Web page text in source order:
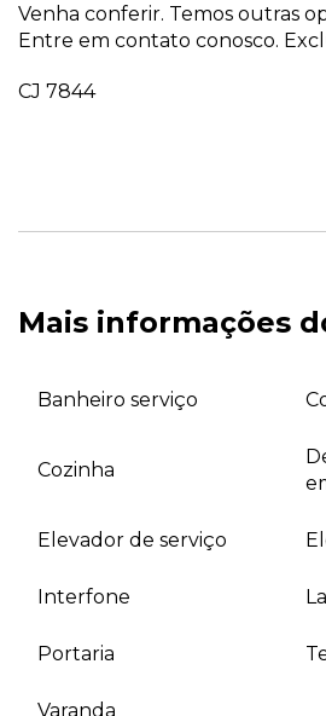
Venha conferir. Temos outras
Entre em contato conosco.
CJ 7844
Mais informações
Banheiro serviço
Cozinha
Elevador de serviço
Interfone
Portaria
Varanda